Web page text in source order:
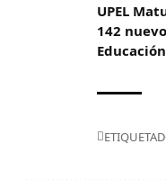
UPEL
142
Educación